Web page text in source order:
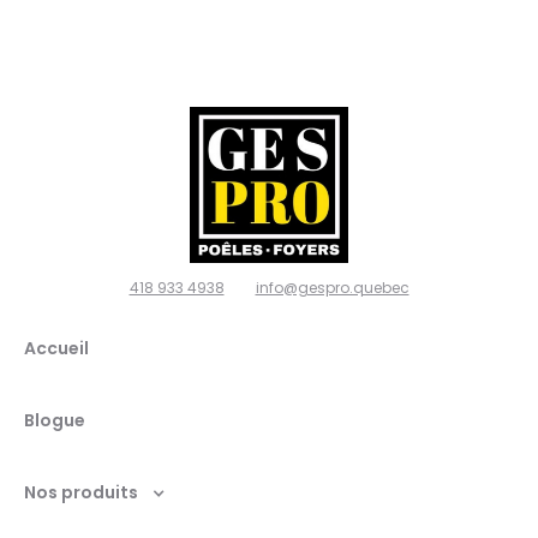
et
foyers,
Ville de
Québec
G2N
418 933 4938 info@gespro.quebec
Accueil
Blogue
Nos produits